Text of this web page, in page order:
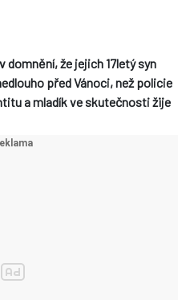
že jejich 17letý syn
před Vánoci, než policie
a mladík ve skutečnosti žije